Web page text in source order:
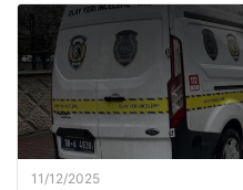
11/12/2025